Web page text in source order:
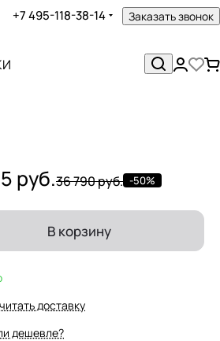
+7 495-118-38-14 Заказать звонок
руб.36 790 руб. -50%
В корзину
доставку
дешевле?